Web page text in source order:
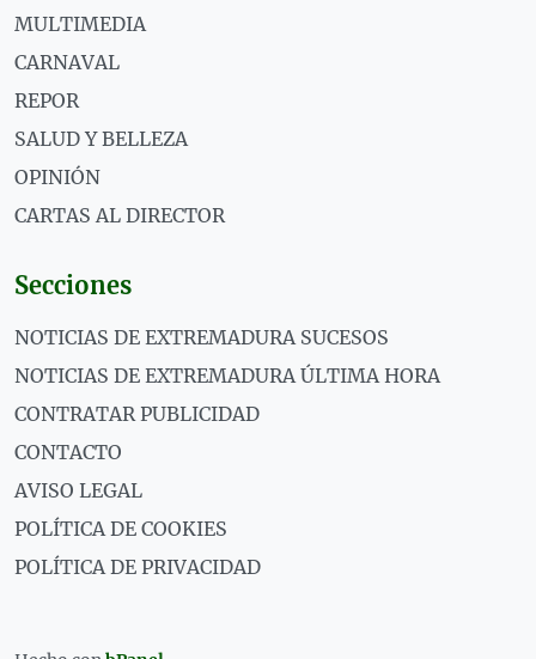
MULTIMEDIA
CARNAVAL
REPOR
SALUD Y BELLEZA
OPINIÓN
CARTAS AL DIRECTOR
Secciones
NOTICIAS DE EXTREMADURA SUCESOS
NOTICIAS DE EXTREMADURA ÚLTIMA HORA
CONTRATAR PUBLICIDAD
CONTACTO
AVISO LEGAL
POLÍTICA DE COOKIES
POLÍTICA DE PRIVACIDAD